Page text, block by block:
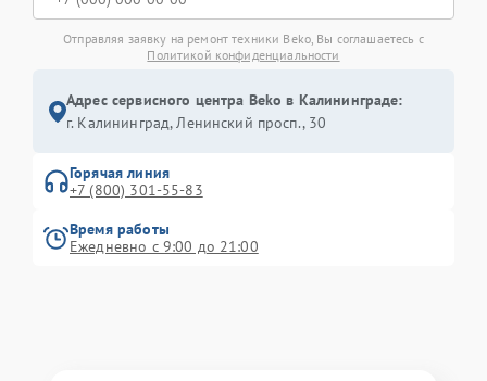
Отправляя заявку на ремонт техники Beko, Вы соглашаетесь с
Политикой конфиденциальности
Адрес сервисного центра Beko в Калининграде:
г. Калининград, Ленинский просп., 30
Горячая линия
+7 (800) 301-55-83
Время работы
Ежедневно с 9:00 до 21:00